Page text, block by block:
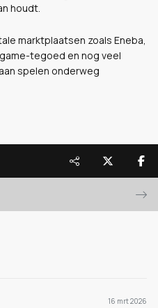
houdt.
marktplaatsen zoals Eneba,
tegoed en nog veel
spelen onderweg
16 mrt 2026